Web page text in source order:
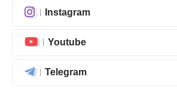
Instagram
Youtube
Telegram